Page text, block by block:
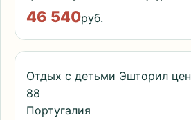
46 540руб.
Отдых с детьми Эшторил
88
Португалия